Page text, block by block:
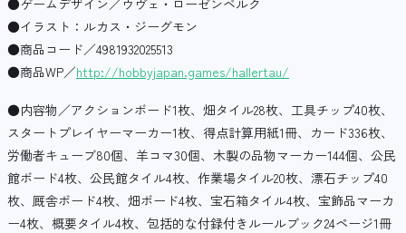
●イラスト：ルカス・ジーグモン
●商品コード／4981932025513
●商品WP／http://hobbyjapan.games/hallertau/
●内容物／アクションボード1枚、畑タイル28枚、工具チップ40枚、
スタートプレイヤーマーカー1枚、得点計算用紙1冊、カード336枚、
労働者キューブ80個、羊コマ30個、木製の品物マーカー144個、公民
館ボード4枚、公民館タイル4枚、作業場タイル20枚、漂石チップ40
枚、厩舎ボード4枚、畑ボード4枚、宝石箱タイル4枚、宝飾品マーカ
ー4枚、概要タイル4枚、包括的な付録付きルールブック24ページ1冊